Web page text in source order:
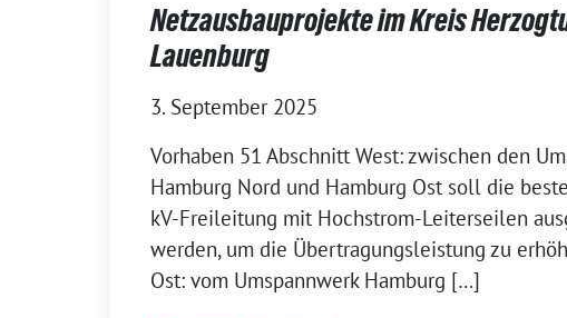
Netzausbauprojekte im Kreis
Lauenburg
3. September 2025
Vorhaben 51 Abschnitt West: zwischen den
Hamburg Nord und Hamburg Ost soll die
kV-Freileitung mit Hochstrom-Leiterseilen
werden, um die Übertragungsleistung zu
Ost: vom Umspannwerk Hamburg […]